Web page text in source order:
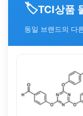
🏷️TCI상품
동일 브랜드의 다